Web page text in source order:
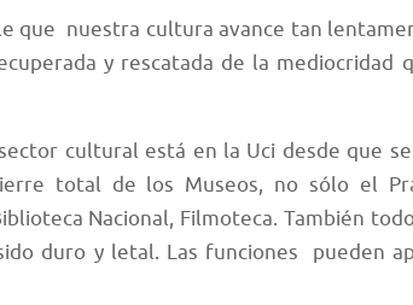
que nuestra cultura avance tan
y rescatada de la mediocridad
cultural está en la Uci desde que
total de los Museos, no sólo el
Nacional, Filmoteca. También
duro y letal. Las funciones pueden